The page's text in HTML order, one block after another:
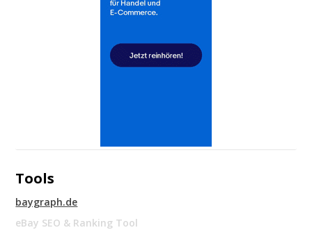
Tools
baygraph.de
eBay SEO & Ranking Tool